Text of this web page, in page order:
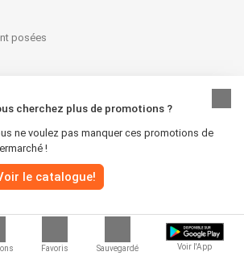
Favoris Sauvegardé Voir l'App
cherchez plus de promotions ?
ne voulez pas manquer ces promotions de
!
le catalogue!
posées